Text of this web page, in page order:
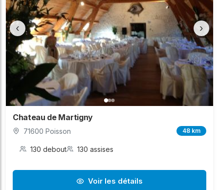
‹ ›
Chateau de Martigny
71600 Poisson 48 km
130 debout 130 assises
Voir les détails